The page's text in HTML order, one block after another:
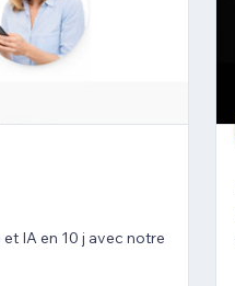
IA en 10 j avec notre